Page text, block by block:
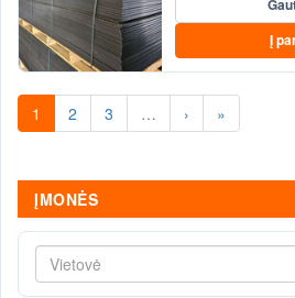
Į
1 2 3 … › »
ĮMONĖS
Vietovė